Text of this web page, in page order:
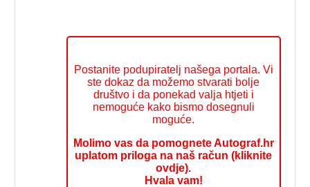
Postanite podupiratelj našega portala. Vi
ste dokaz da možemo stvarati bolje
društvo i da ponekad valja htjeti i
nemoguće kako bismo dosegnuli
moguće.
Molimo vas da pomognete Autograf.hr
uplatom priloga na naš račun (kliknite
ovdje).
Hvala vam!